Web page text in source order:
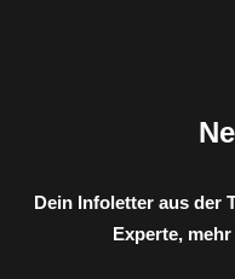
Dein Infoletter aus der
Experte,